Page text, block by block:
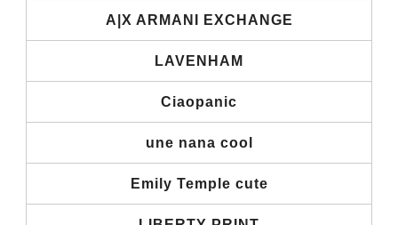
A|X ARMANI EXCHANGE
LAVENHAM
Ciaopanic
une nana cool
Emily Temple cute